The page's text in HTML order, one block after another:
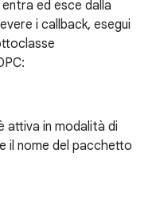
ed esce dalla
i callback, esegui
attiva in modalità di
il nome del pacchetto